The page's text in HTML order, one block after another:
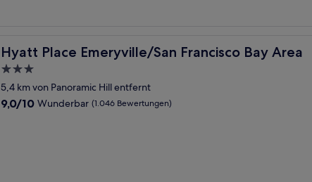
Hyatt Place Emeryville/San Francisco Bay Area
Hyatt Place Emeryville/San Francisco Bay Area
3.0-
Sterne-
Unterkunft
5,4 km von Panoramic Hill entfernt
9.0
9,0/10 Wunderbar (1.046 Bewertungen)